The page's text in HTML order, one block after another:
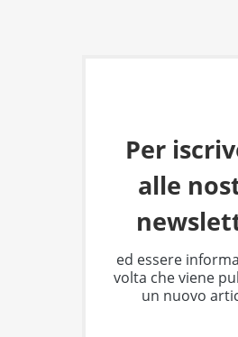
Per
alle
ed essere
volta che viene
un nuovo